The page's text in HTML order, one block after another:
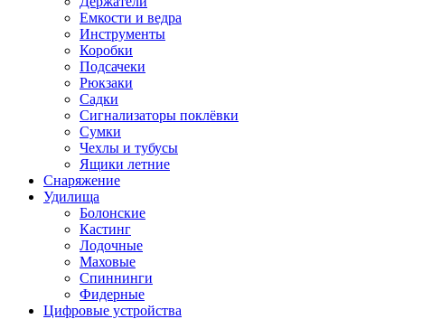
Емкости и ведра
Инструменты
Коробки
Подсачеки
Рюкзаки
Садки
Сигнализаторы поклёвки
Сумки
Чехлы и тубусы
Ящики летние
Снаряжение
Удилища
Болонские
Кастинг
Лодочные
Маховые
Спиннинги
Фидерные
Цифровые устройства